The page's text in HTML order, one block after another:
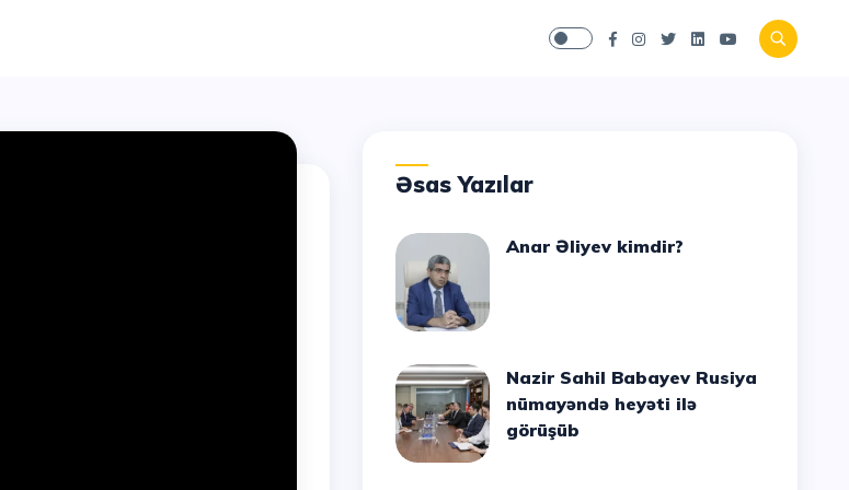
Əsas Yazılar
Anar Əliyev kimdir?
Nazir Sahil Babayev Rusiya
nümayəndə heyəti ilə
görüşüb